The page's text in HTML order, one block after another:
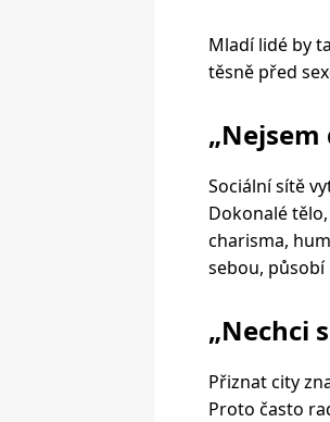
Mladí lidé by
těsně před
Sociální sítě
Dokonalé
charisma,
sebou,
„Nechci
Přiznat city
Proto často